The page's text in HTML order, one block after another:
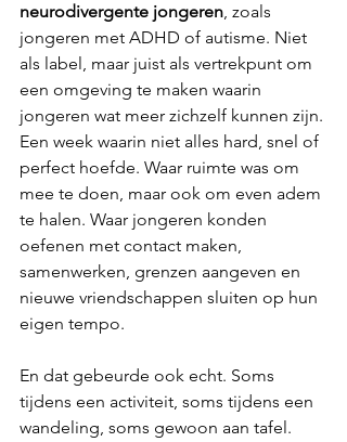
neurodivergente jongeren, zoals
jongeren met ADHD of autisme. Niet
als label, maar juist als vertrekpunt om
een omgeving te maken waarin
jongeren wat meer zichzelf kunnen zijn.
Een week waarin niet alles hard, snel of
perfect hoefde. Waar ruimte was om
mee te doen, maar ook om even adem
te halen. Waar jongeren konden
oefenen met contact maken,
samenwerken, grenzen aangeven en
nieuwe vriendschappen sluiten op hun
eigen tempo.
En dat gebeurde ook echt. Soms
tijdens een activiteit, soms tijdens een
wandeling, soms gewoon aan tafel.